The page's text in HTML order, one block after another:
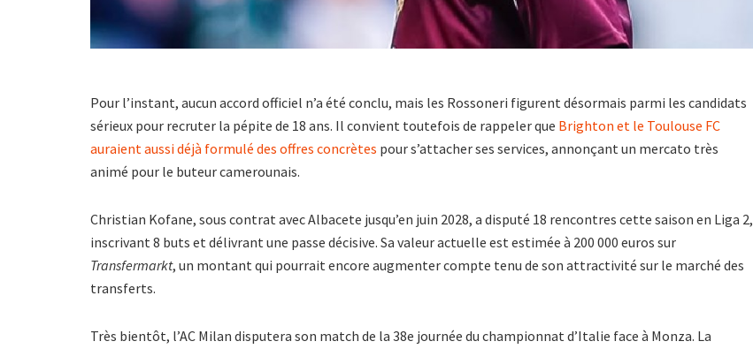
Pour l’instant, aucun accord officiel n’a été conclu, mais les Rossoneri figurent désormais parmi les candidats
sérieux pour recruter la pépite de 18 ans. Il convient toutefois de rappeler que Brighton et le Toulouse FC
auraient aussi déjà formulé des offres concrètes pour s’attacher ses services, annonçant un mercato très
animé pour le buteur camerounais.
Christian Kofane, sous contrat avec Albacete jusqu’en juin 2028, a disputé 18 rencontres cette saison en Liga 2,
inscrivant 8 buts et délivrant une passe décisive. Sa valeur actuelle est estimée à 200 000 euros sur
Transfermarkt, un montant qui pourrait encore augmenter compte tenu de son attractivité sur le marché des
transferts.
Très bientôt, l’AC Milan disputera son match de la 38e journée du championnat d’Italie face à Monza. La